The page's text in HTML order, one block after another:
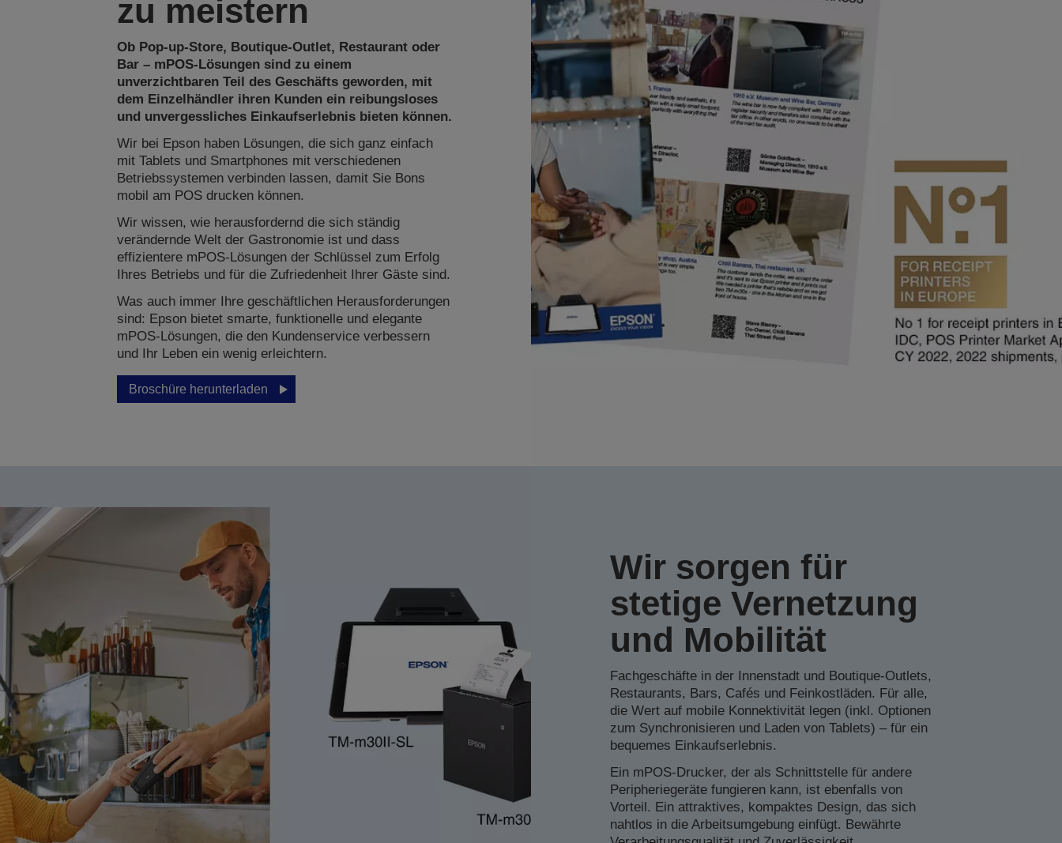
zu meistern
Ob Pop-up-Store, Boutique-Outlet, Restaurant oder
Bar – mPOS-Lösungen sind zu einem
unverzichtbaren Teil des Geschäfts geworden, mit
dem Einzelhändler ihren Kunden ein reibungsloses
und unvergessliches Einkaufserlebnis bieten können.
Wir bei Epson haben Lösungen, die sich ganz einfach
mit Tablets und Smartphones mit verschiedenen
Betriebssystemen verbinden lassen, damit Sie Bons
mobil am POS drucken können.
Wir wissen, wie herausfordernd die sich ständig
verändernde Welt der Gastronomie ist und dass
effizientere mPOS-Lösungen der Schlüssel zum Erfolg
Ihres Betriebs und für die Zufriedenheit Ihrer Gäste sind.
Was auch immer Ihre geschäftlichen Herausforderungen
sind: Epson bietet smarte, funktionelle und elegante
mPOS-Lösungen, die den Kundenservice verbessern
und Ihr Leben ein wenig erleichtern.
Broschüre herunterladen
Wir sorgen für
stetige Vernetzung
und Mobilität
Fachgeschäfte in der Innenstadt und Boutique-Outlets,
Restaurants, Bars, Cafés und Feinkostläden. Für alle,
die Wert auf mobile Konnektivität legen (inkl. Optionen
zum Synchronisieren und Laden von Tablets) – für ein
bequemes Einkaufserlebnis.
Ein mPOS-Drucker, der als Schnittstelle für andere
Peripheriegeräte fungieren kann, ist ebenfalls von
Vorteil. Ein attraktives, kompaktes Design, das sich
nahtlos in die Arbeitsumgebung einfügt. Bewährte